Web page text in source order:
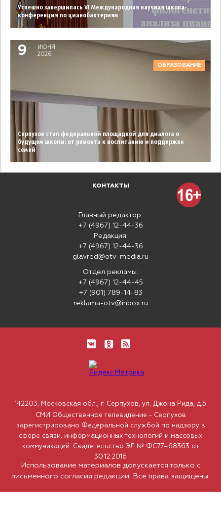
Успешно завершилась VI Международная научная школа-
конференция по цианобактериям
9
ИЮНЯ
2026
ОБРАЗОВАНИЕ
Серпухов стал федеральной площадкой для диалога о
будущем школы: от ремонта к воспитанию и поддержке
семей
КОНТАКТЫ
Главный редактор:
+7 (4967) 12-44-36
Редакция:
+7 (4967) 12-44-36
glavred@otv-media.ru
Отдел рекламы:
+7 (4967) 12-44-45
+7 (901) 789-14-83
reklama-otv@inbox.ru
Использование материалов допускается только с
письменного согласия редакции. Все права защищены.
142203, Московская обл., г. Серпухов, ул. Джона Рида, д.5
СМИ Общественное телевидение - Серпухов
зарегистрировано Федеральной службой по надзору в
сфере связи, информационных технологий и массовых
коммуникаций. Свидетельство ЭЛ № ФС77–68363 от
30.12.2016